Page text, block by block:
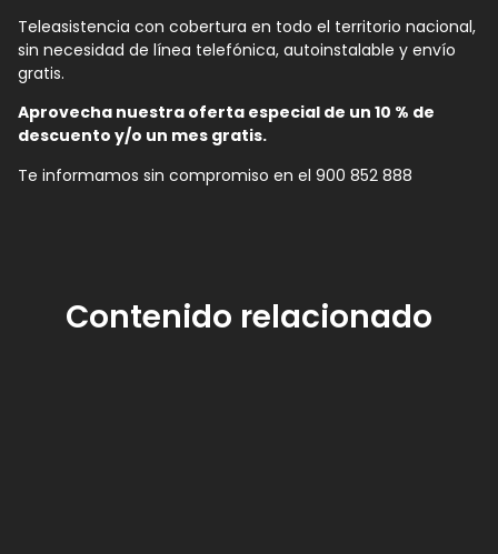
Teleasistencia con cobertura en todo el territorio nacional,
sin necesidad de línea telefónica, autoinstalable y envío
gratis.
Aprovecha nuestra oferta especial de un 10 % de
descuento y/o un mes gratis.
Te informamos sin compromiso en el 900 852 888
Contenido relacionado